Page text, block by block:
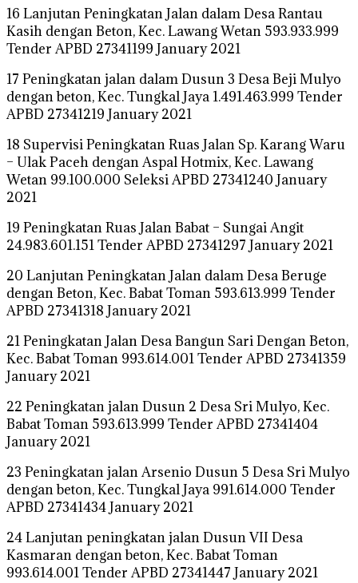
16 Lanjutan Peningkatan Jalan dalam Desa Rantau
Kasih dengan Beton, Kec. Lawang Wetan 593.933.999
Tender APBD 27341199 January 2021
17 Peningkatan jalan dalam Dusun 3 Desa Beji Mulyo
dengan beton, Kec. Tungkal Jaya 1.491.463.999 Tender
APBD 27341219 January 2021
18 Supervisi Peningkatan Ruas Jalan Sp. Karang Waru
– Ulak Paceh dengan Aspal Hotmix, Kec. Lawang
Wetan 99.100.000 Seleksi APBD 27341240 January
2021
19 Peningkatan Ruas Jalan Babat – Sungai Angit
24.983.601.151 Tender APBD 27341297 January 2021
20 Lanjutan Peningkatan Jalan dalam Desa Beruge
dengan Beton, Kec. Babat Toman 593.613.999 Tender
APBD 27341318 January 2021
21 Peningkatan Jalan Desa Bangun Sari Dengan Beton,
Kec. Babat Toman 993.614.001 Tender APBD 27341359
January 2021
22 Peningkatan jalan Dusun 2 Desa Sri Mulyo, Kec.
Babat Toman 593.613.999 Tender APBD 27341404
January 2021
23 Peningkatan jalan Arsenio Dusun 5 Desa Sri Mulyo
dengan beton, Kec. Tungkal Jaya 991.614.000 Tender
APBD 27341434 January 2021
24 Lanjutan peningkatan jalan Dusun VII Desa
Kasmaran dengan beton, Kec. Babat Toman
993.614.001 Tender APBD 27341447 January 2021